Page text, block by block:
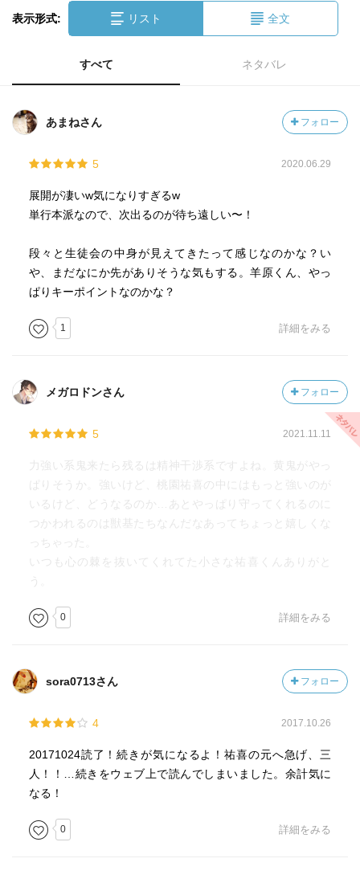
表示形式: リスト 全文
すべて ネタバレ
あまねさん フォロー
5 2020.06.29
展開が凄いw気になりすぎるw
単行本派なので、次出るのが待ち遠しい〜！
段々と生徒会の中身が見えてきたって感じなのかな？い
や、まだなにか先がありそうな気もする。羊原くん、やっ
ぱりキーポイントなのかな？
1 詳細をみる
メガロドンさん フォロー
5 2021.11.11
力強い系鬼来たら残るは精神干渉系ですよね。黄鬼がやっ
ぱりそうか。強いけど、桃園祐喜の中にはもっと強いのが
いるけど、どうなるのか…あとやっぱり守ってくれるのに
つかわれるのは獣基たちなんだなあってちょっと嬉しくな
っちゃった。
いつも心の棘を抜いてくれてた小さな祐喜くんありがと
う。
0 詳細をみる
sora0713さん フォロー
4 2017.10.26
20171024読了！続きが気になるよ！祐喜の元へ急げ、三
人！！…続きをウェブ上で読んでしまいました。余計気に
なる！
0 詳細をみる